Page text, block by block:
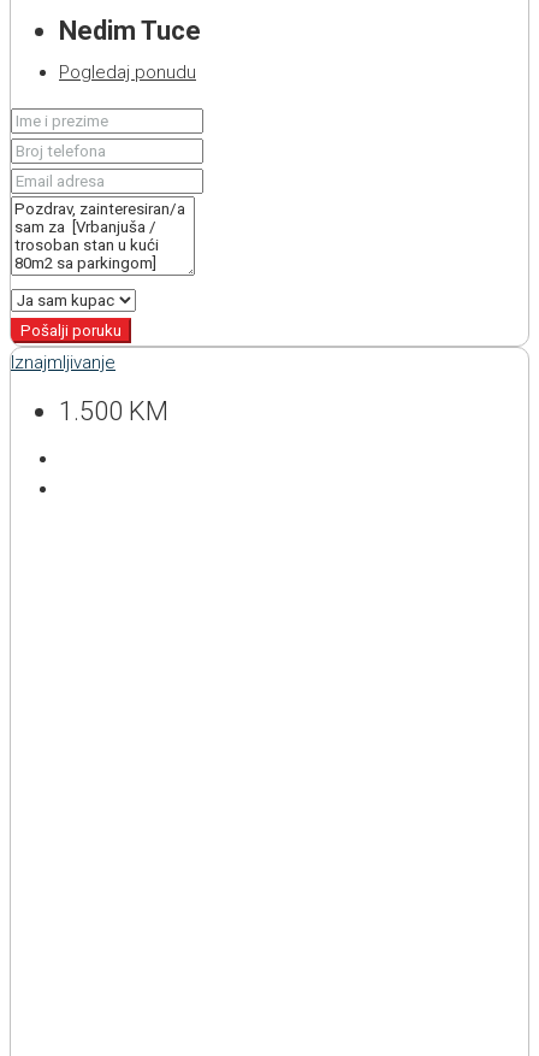
Nedim Tuce
Pogledaj ponudu
Pošalji poruku
Iznajmljivanje
1.500 KM